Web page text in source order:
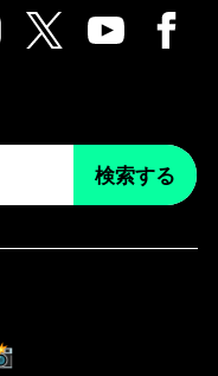
検索する